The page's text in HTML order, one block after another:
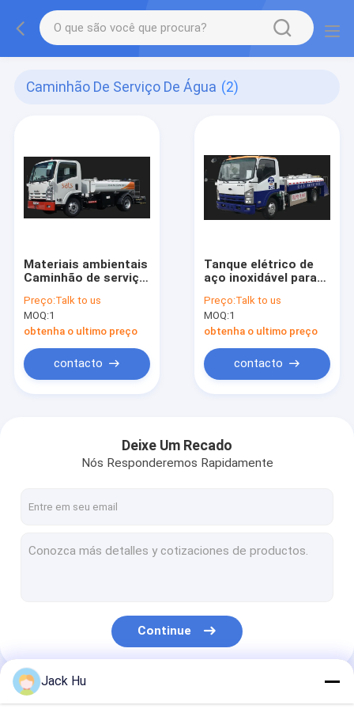
Caminhão De Serviço De Água (2)
Materiais ambientais
Caminhão de serviço
Chassi Isuzu
Preço:Talk to us
MOQ:1
obtenha o ultimo preço
contacto
Tanque elétrico de
aço inoxidável para
de água 3000l
Preço:Talk to us
MOQ:1
obtenha o ultimo preço
contacto
Deixe Um Recado
Nós Responderemos Rapidamente
Continue
Nossas Categorias
Jack Hu